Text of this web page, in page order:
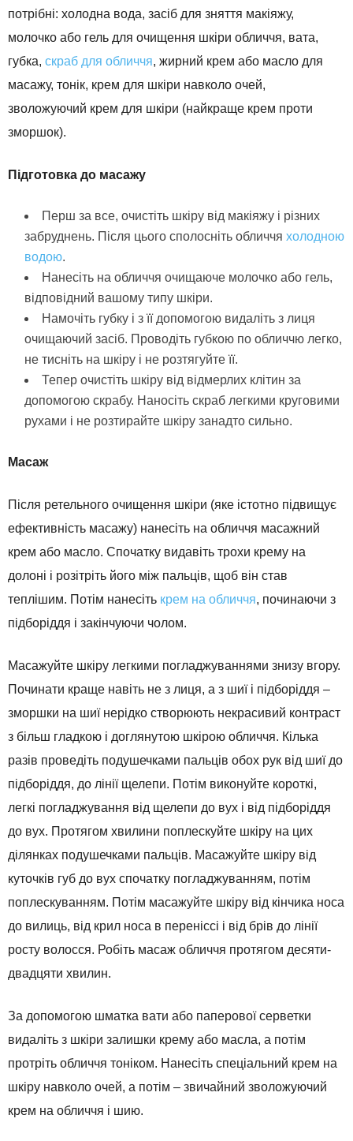
потрібні: холодна вода, засіб для зняття макіяжу,
молочко або гель для очищення шкіри обличчя, вата,
губка, скраб для обличчя, жирний крем або масло для
масажу, тонік, крем для шкіри навколо очей,
зволожуючий крем для шкіри (найкраще крем проти
зморшок).
Підготовка до масажу
Перш за все, очистіть шкіру від макіяжу і різних
забруднень. Після цього сполосніть обличчя холодною
водою.
Нанесіть на обличчя очищаюче молочко або гель,
відповідний вашому типу шкіри.
Намочіть губку і з її допомогою видаліть з лиця
очищаючий засіб. Проводіть губкою по обличчю легко,
не тисніть на шкіру і не розтягуйте її.
Тепер очистіть шкіру від відмерлих клітин за
допомогою скрабу. Наносіть скраб легкими круговими
рухами і не розтирайте шкіру занадто сильно.
Масаж
Після ретельного очищення шкіри (яке істотно підвищує
ефективність масажу) нанесіть на обличчя масажний
крем або масло. Спочатку видавіть трохи крему на
долоні і розітріть його між пальців, щоб він став
теплішим. Потім нанесіть крем на обличчя, починаючи з
підборіддя і закінчуючи чолом.
Масажуйте шкіру легкими погладжуваннями знизу вгору.
Починати краще навіть не з лиця, а з шиї і підборіддя –
зморшки на шиї нерідко створюють некрасивий контраст
з більш гладкою і доглянутою шкірою обличчя. Кілька
разів проведіть подушечками пальців обох рук від шиї до
підборіддя, до лінії щелепи. Потім виконуйте короткі,
легкі погладжування від щелепи до вух і від підборіддя
до вух. Протягом хвилини поплескуйте шкіру на цих
ділянках подушечками пальців. Масажуйте шкіру від
куточків губ до вух спочатку погладжуванням, потім
поплескуванням. Потім масажуйте шкіру від кінчика носа
до вилиць, від крил носа в переніссі і від брів до лінії
росту волосся. Робіть масаж обличчя протягом десяти-
двадцяти хвилин.
За допомогою шматка вати або паперової серветки
видаліть з шкіри залишки крему або масла, а потім
протріть обличчя тоніком. Нанесіть спеціальний крем на
шкіру навколо очей, а потім – звичайний зволожуючий
крем на обличчя і шию.